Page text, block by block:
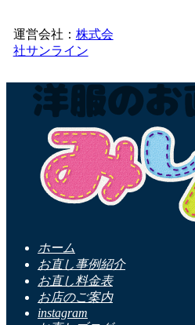
運営会社： 株式会
社サンライン
ホーム
お直し事例紹介
お直し料金表
お店のご案内
instagram